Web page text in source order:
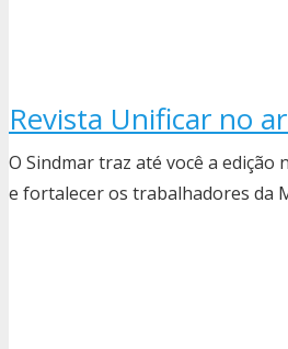
Revista Unificar no
O Sindmar traz até você a
e fortalecer os trabalhadores da